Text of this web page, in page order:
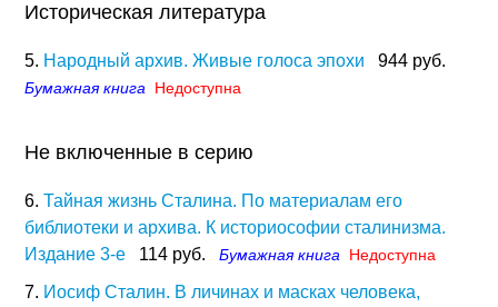
Историческая литература
5. Народный архив. Живые голоса эпохи 944 руб.
Бумажная книга Недоступна
Не включенные в серию
6. Тайная жизнь Сталина. По материалам его
библиотеки и архива. К историософии сталинизма.
Издание 3-е
114 руб. Бумажная книга Недоступна
7. Иосиф Сталин. В личинах и масках человека,